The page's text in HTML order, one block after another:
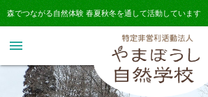
森でつながる自然体験 春夏秋冬を通して活動しています
menu